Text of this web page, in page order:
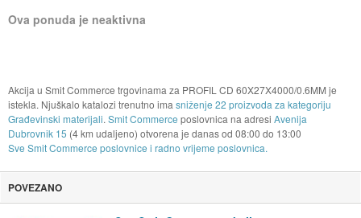
Ova ponuda je neaktivna
Akcija u Smit Commerce trgovinama za PROFIL CD 60X27X4000/0.6MM je
istekla. Njuškalo katalozi trenutno ima sniženje 22 proizvoda za kategoriju
Građevinski materijali. Smit Commerce poslovnica na adresi Avenija
Dubrovnik 15 (4 km udaljeno) otvorena je danas od 08:00 do 13:00
Sve Smit Commerce poslovnice i radno vrijeme poslovnica.
POVEZANO